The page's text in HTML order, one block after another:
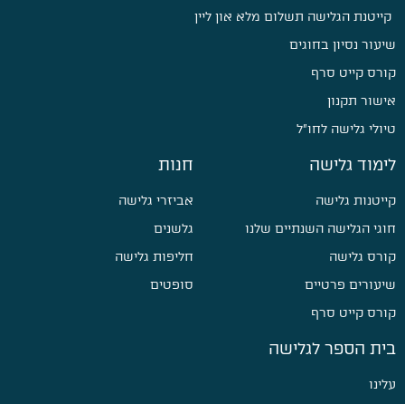
קייטנת הגלישה תשלום מלא און ליין
שיעור נסיון בחוגים
קורס קייט סרף
אישור תקנון
טיולי גלישה לחו״ל
לימוד גלישה
קייטנות גלישה
חוגי הגלישה השנתיים שלנו
קורס גלישה
שיעורים פרטיים
קורס קייט סרף
חנות
אביזרי גלישה
גלשנים
חליפות גלישה
סופטים
בית הספר לגלישה
עלינו